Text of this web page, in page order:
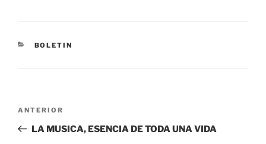
BOLETIN
ANTERIOR
LA MUSICA, ESENCIA DE TODA UNA VIDA